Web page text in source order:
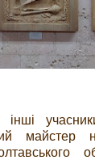
майстер